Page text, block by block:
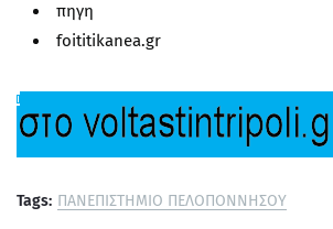
πηγη
foititikanea.gr
Tags: ΠΑΝΕΠΙΣΤΗΜΙΟ ΠΕΛΟΠΟΝΝΗΣΟΥ